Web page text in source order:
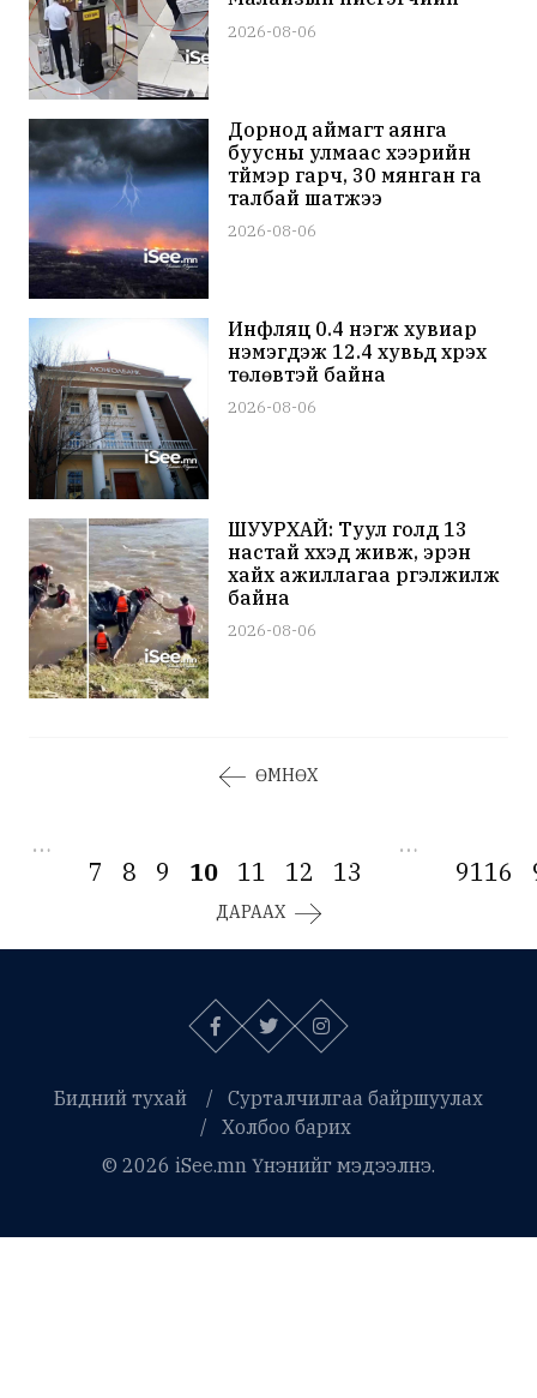
биеэс кокаин,
метамфетамин илэрчээ
2026-08-06
Дорнод аймагт аянга
буусны улмаас хээрийн
түймэр гарч, 30 мянган га
талбай шатжээ
2026-08-06
Инфляц 0.4 нэгж хувиар
нэмэгдэж 12.4 хувьд хүрэх
төлөвтэй байна
2026-08-06
ШУУРХАЙ: Туул голд 13
настай хүүхэд живж, эрэн
хайх ажиллагаа үргэлжилж
байна
2026-08-06
ӨМНӨХ
…
7
8 9 10 11 12 13
…
9116
ДАРААХ
Бидний тухай
Сурталчилгаа байршуулах
Холбоо барих
© 2026 iSee.mn Үнэнийг мэдээлнэ.